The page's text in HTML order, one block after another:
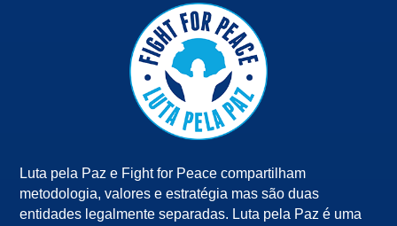
Luta pela Paz e Fight for Peace compartilham
metodologia, valores e estratégia mas são duas
entidades legalmente separadas. Luta pela Paz é uma